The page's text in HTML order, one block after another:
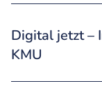
Digital jetzt –
KMU